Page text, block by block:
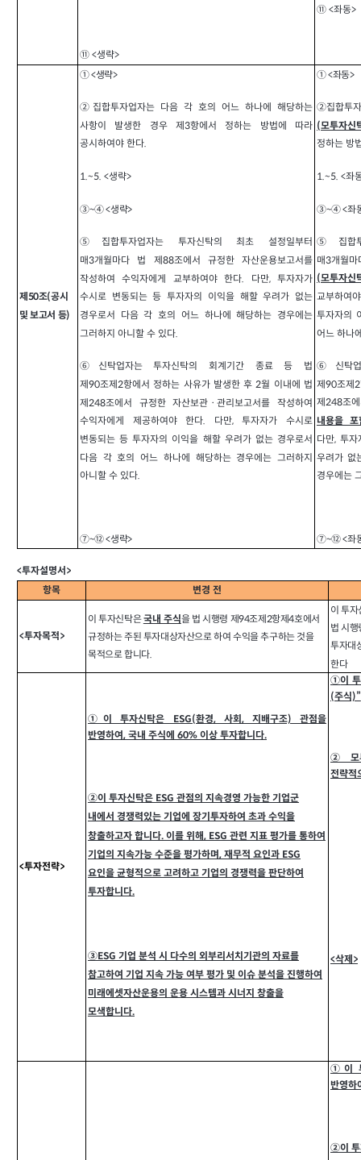
⑪ <생략>
⑪ <좌동>
제50조(공시
및 보고서 등)
① <생략>
② 집합투자업자는 다음 각 호의 어느 하나에 해당하는
사항이 발생한 경우 제3항에서 정하는 방법에 따라
공시하여야 한다.
1.~5. <생략>
③~④ <생략>
⑤집합투자업자는 투자신탁의 최초 설정일부터
매3개월마다 법 제88조에서 규정한 자산운용보고서를
작성하여 수익자에게 교부하여야 한다. 다만, 투자자가
수시로 변동되는 등 투자자의 이익을 해할 우려가 없는
경우로서 다음 각 호의 어느 하나에 해당하는 경우에는
그러하지 아니할 수 있다.
⑥신탁업자는 투자신탁의 회계기간 종료 등 법
제90조제2항에서 정하는 사유가 발생한 후 2월 이내에 법
제248조에서 규정한 자산보관ㆍ관리보고서를 작성하여
수익자에게 제공하여야 한다. 다만, 투자자가 수시로
변동되는 등 투자자의 이익을 해할 우려가 없는 경우로서
다음 각 호의 어느 하나에 해당하는 경우에는 그러하지
아니할 수 있다.
⑦~⑫ <생략>
① <좌동>
②집합투
(모투자신
정하는 방
1.~5. <좌
③~④<좌
⑤집합투
매3개월
(모투자
교부하여
투자자의
어느 하나
⑥신탁업
제90조제
제248조
내용을 포
다만, 투
우려가 없
경우에는
⑦~⑫ <좌
<투자설명서>
항목
변경 전
<투자목적>
이 투자신탁은국내 주식을 법 시행령 제94조제2항제4호에서
규정하는 주된 투자대상자산으로 하여 수익을 추구하는 것을
목적으로 합니다.
이 투
법 시
투자대
한다
<투자전략>
①이 투자신탁은 ESG(환경, 사회, 지배구조) 관점을
반영하여, 국내 주식에 60% 이상 투자합니다.
②이 투자신탁은 ESG 관점의 지속경영 가능한 기업군
내에서 경쟁력있는 기업에 장기투자하여 초과 수익을
창출하고자 합니다. 이를 위해, ESG 관련 지표 평가를 통하여
기업의 지속가능 수준을 평가하며, 재무적 요인과 ESG
요인을 균형적으로 고려하고 기업의 경쟁력을 판단하여
투자합니다.
③ESG 기업 분석 시 다수의 외부리서치기관의 자료를
참고하여 기업 지속 가능 여부 평가 및 이슈 분석을 진행하여
미래에셋자산운용의 운용 시스템과 시너지 창출을
모색합니다.
①이
(주식)”
②모투
전략적
<삭제>
①이
반영하
②이 투